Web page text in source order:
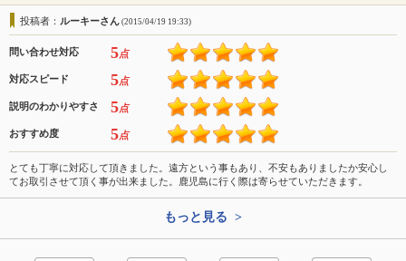
投稿者： ルーキーさん (2015/04/19 19:33)
問い合わせ対応 5点
対応スピード 5点
説明のわかりやすさ 5点
おすすめ度 5点
とても丁寧に対応して頂きました。遠方という事もあり、不安もありましたか安心し
てお取引させて頂く事が出来ました。鹿児島に行く際は寄らせていただきます。
もっと見る >